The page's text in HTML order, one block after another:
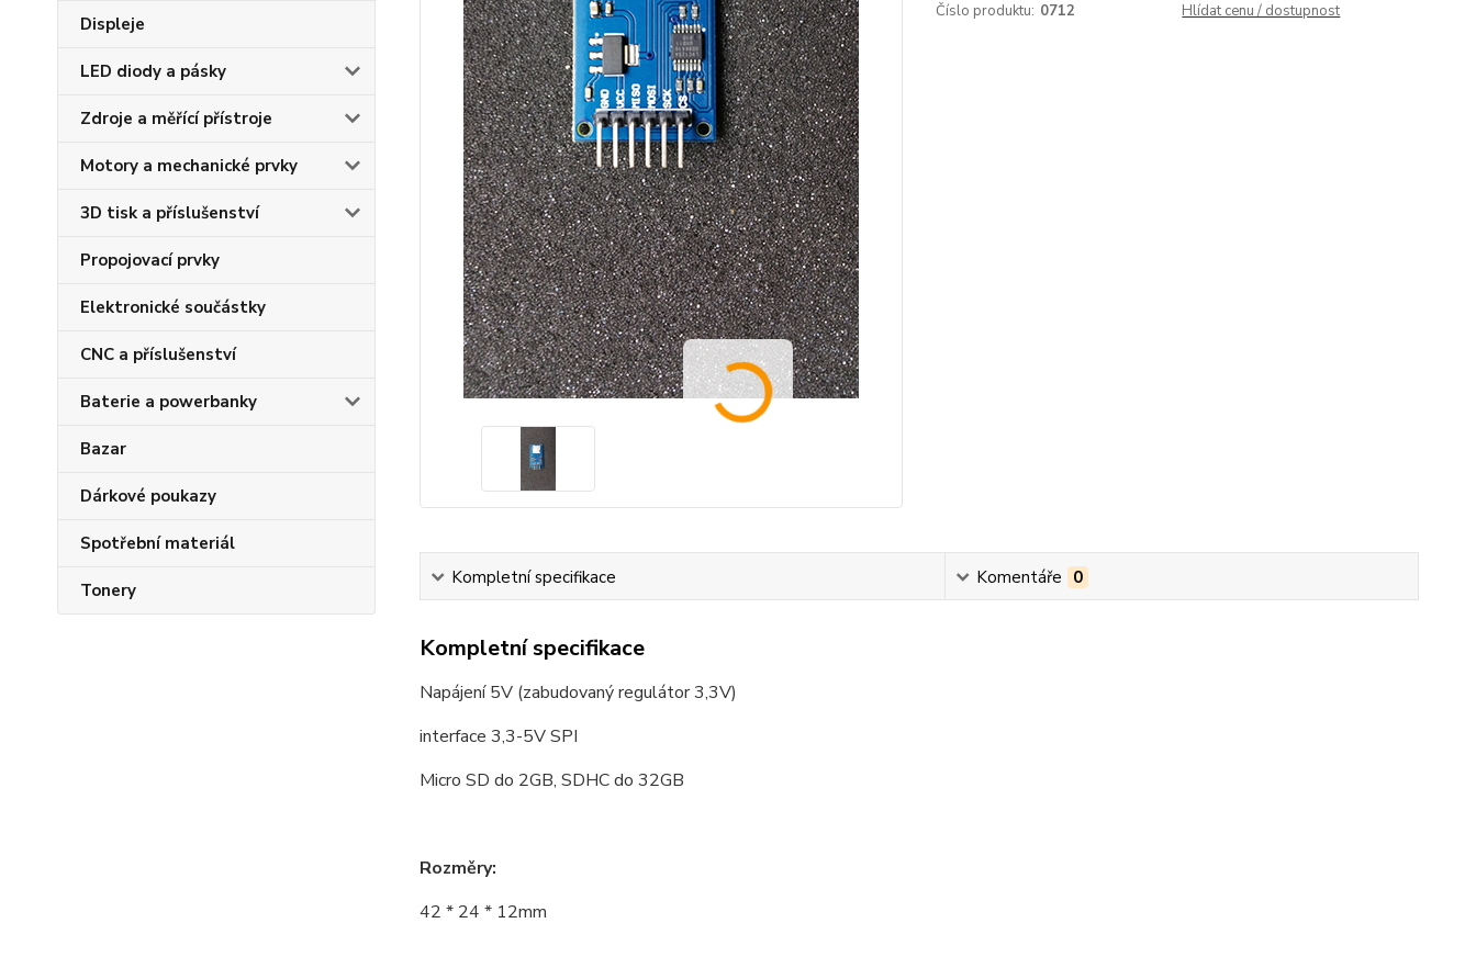
Displeje
LED diody a pásky
Zdroje a měřící přístroje
Motory a mechanické prvky
3D tisk a příslušenství
Propojovací prvky
Elektronické součástky
CNC a příslušenství
Baterie a powerbanky
Bazar
Dárkové poukazy
Spotřební materiál
Tonery
Číslo produktu: 0712 Hlídat cenu / dostupnost
Kompletní specifikace Komentáře 0
Kompletní specifikace
Napájení 5V (zabudovaný regulátor 3,3V)
interface 3,3-5V SPI
Micro SD do 2GB, SDHC do 32GB
Rozměry:
42 * 24 * 12mm